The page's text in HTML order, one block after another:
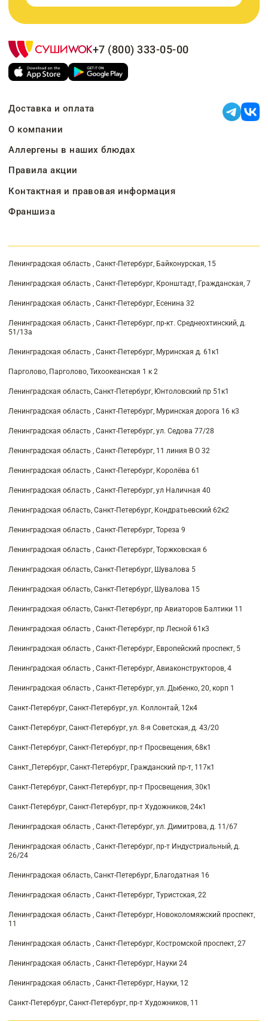
+7 (800) 333-05-00
Доставка и оплата
О компании
Аллергены в наших блюдах
Правила акции
Контактная и правовая информация
Франшиза
Ленинградская область , Санкт-Петербург, Байконурская, 15
Ленинградская область , Санкт-Петербург, Кронштадт, Гражданская, 7
Ленинградская область , Санкт-Петербург, Есенина 32
Ленинградская область , Санкт-Петербург, пр-кт. Среднеохтинский, д.
51/13а
Ленинградская область , Санкт-Петербург, Муринская д. 61к1
Парголово, Парголово, Тихоокеанская 1 к 2
Ленинградская область, Санкт-Петербург, Юнтоловский пр 51к1
Ленинградская область , Санкт-Петербург, Муринская дорога 16 к3
Ленинградская область , Санкт-Петербург, ул. Седова 77/28
Ленинградская область , Санкт-Петербург, 11 линия В О 32
Ленинградская область , Санкт-Петербург, Королёва 61
Ленинградская область , Санкт-Петербург, ул Наличная 40
Ленинградская область, Санкт-Петербург, Кондратьевский 62к2
Ленинградская область , Санкт-Петербург, Тореза 9
Ленинградская область , Санкт-Петербург, Торжковская 6
Ленинградская область, Санкт-Петербург, Шувалова 5
Ленинградская область, Санкт-Петербург, Шувалова 15
Ленинградская область, Санкт-Петербург, пр Авиаторов Балтики 11
Ленинградская область , Санкт-Петербург, пр Лесной 61к3
Ленинградская область , Санкт-Петербург, Европейский проспект, 5
Ленинградская область , Санкт-Петербург, Авиаконструкторов, 4
Ленинградская область , Санкт-Петербург, ул. Дыбенко, 20, корп 1
Санкт-Петербург, Санкт-Петербург, ул. Коллонтай, 12к4
Санкт-Петербург, Санкт-Петербург, ул. 8-я Советская, д. 43/20
Санкт-Петербург, Санкт-Петербург, пр-т Просвещения, 68к1
Санкт_Петербург, Санкт-Петербург, Гражданский пр-т, 117к1
Санкт-Петербург, Санкт-Петербург, пр-т Просвещения, 30к1
Санкт-Петербург, Санкт-Петербург, пр-т Художников, 24к1
Ленинградская область , Санкт-Петербург, ул. Димитрова, д. 11/67
Ленинградская область , Санкт-Петербург, пр-т Индустриальный, д.
26/24
Ленинградская область, Санкт-Петербург, Благодатная 16
Ленинградская область , Санкт-Петербург, Туристская, 22
Ленинградская область , Санкт-Петербург, Новоколомяжский проспект,
11
Ленинградская область , Санкт-Петербург, Костромской проспект, 27
Ленинградская область , Санкт-Петербург, Науки 24
Ленинградская область , Санкт-Петербург, Науки, 12
Санкт-Петербург, Санкт-Петербург, пр-т Художников, 11